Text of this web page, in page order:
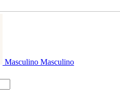
Masculino Masculino